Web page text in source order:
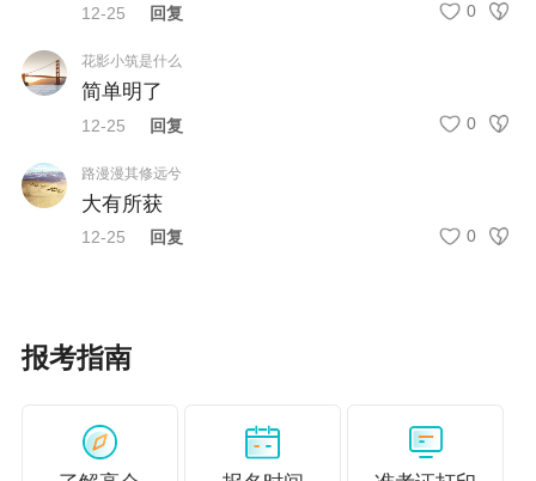
的行为；
（3）热爱会计工作，具备相应的会计专业知识和
2.具体条件。
（1）初级会计资格。报名参加初级会计资格考试
（2）高级会计资格。报名参加高级会计资格考试
之一：
12-25 回复 0
花影小筑是什么
简单明了
12-25 回复 0
路漫漫其修远兮
大有所获
12-25 回复 0
报考指南